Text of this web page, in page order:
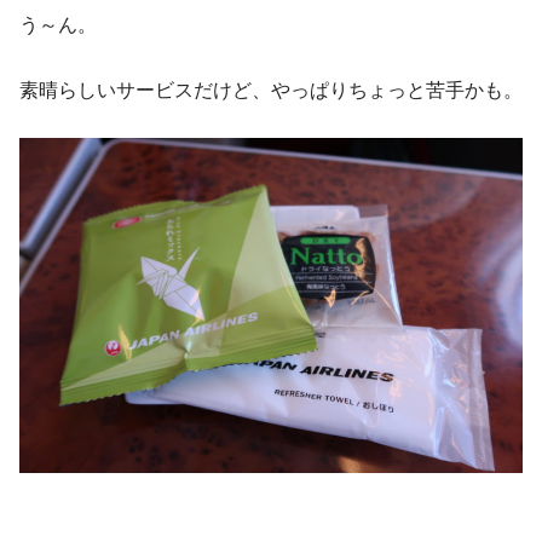
う～ん。
素晴らしいサービスだけど、やっぱりちょっと苦手かも。